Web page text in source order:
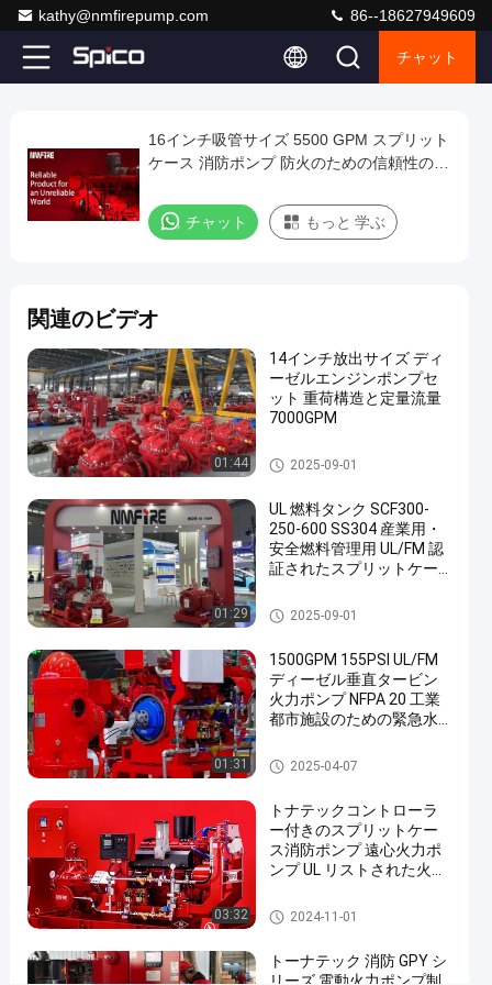
kathy@nmfirepump.com 86--18627949609
チャット
Video
16
イ
ン
サ
イ
ズ
5500
GPM
ス
プ
リ
ッ
ト
ー
ス
消
防
ン
プ
防
火
の
た
16インチ吸管サイズ 5500 GPM スプリット
ケース 消防ポンプ 防火のための信頼性の高
チャット もっと 学ぶ
関連のビデオ
01:44
14インチ放出サイズ ディ
ーゼルエンジンポンプセ
ット 重荷構造と定量流量
7000GPM
割れた場合の火ポンプ
2025-09-01
01:29
UL 燃料タンク SCF300-
250-600 SS304 産業用・
安全燃料管理用 UL/FM 認
証されたスプリットケー
割れた場合の火ポンプ
2025-09-01
01:31
1500GPM 155PSI UL/FM
ディーゼル垂直タービン
火力ポンプ NFPA 20 工業
都市施設のための緊急水
縦のタービン火ポンプ
2025-04-07
03:32
トナテックコントローラ
ー付きのスプリットケー
ス消防ポンプ 遠心火力ポ
ンプ UL リストされた火力
割れた場合の火ポンプ
2024-11-01
トーナテック 消防 GPY シ
リーズ 電動火力ポンプ制